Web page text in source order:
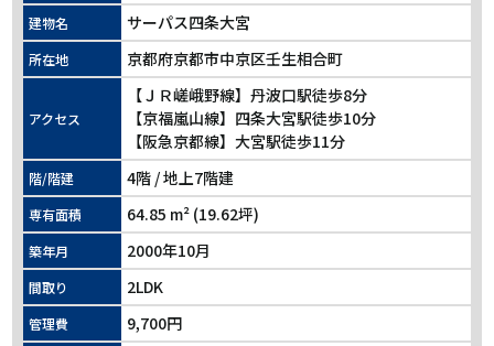
建物名 サーパス四条大宮
所在地 京都府京都市中京区壬生相合町
アクセス
【ＪＲ嵯峨野線】丹波口駅徒歩8分
【京福嵐山線】四条大宮駅徒歩10分
【阪急京都線】大宮駅徒歩11分
階/階建 4階 / 地上7階建
専有面積 64.85 m² (19.62坪)
築年月 2000年10月
間取り 2LDK
管理費 9,700円